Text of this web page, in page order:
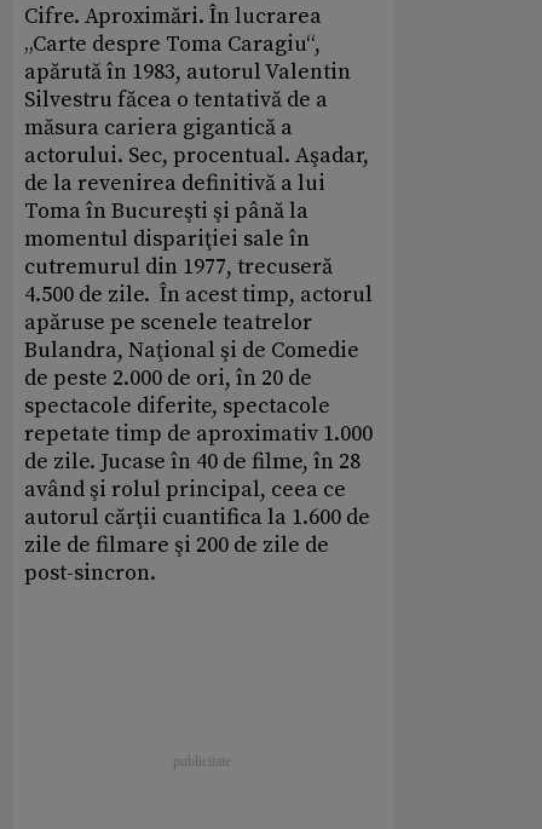
Cifre. Aproximări. În lucrarea
„Carte despre Toma Caragiu“,
apărută în 1983, autorul Valentin
Silvestru făcea o tentativă de a
măsura cariera gigantică a
actorului. Sec, procentual. Aşadar,
de la revenirea definitivă a lui
Toma în Bucureşti şi până la
momentul dispariţiei sale în
cutremurul din 1977, trecuseră
4.500 de zile. În acest timp, actorul
apăruse pe scenele teatrelor
Bulandra, Naţional şi de Comedie
de peste 2.000 de ori, în 20 de
spectacole diferite, spectacole
repetate timp de aproximativ 1.000
de zile. Jucase în 40 de filme, în 28
având şi rolul principal, ceea ce
autorul cărţii cuantifica la 1.600 de
zile de filmare şi 200 de zile de
post-sincron.